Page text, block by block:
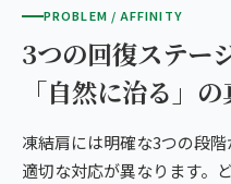
PROBLEM / AFFINITY
3つの回復ステー
「自然に治る」
凍結肩には明確な3つの段
適切な対応が異なります。